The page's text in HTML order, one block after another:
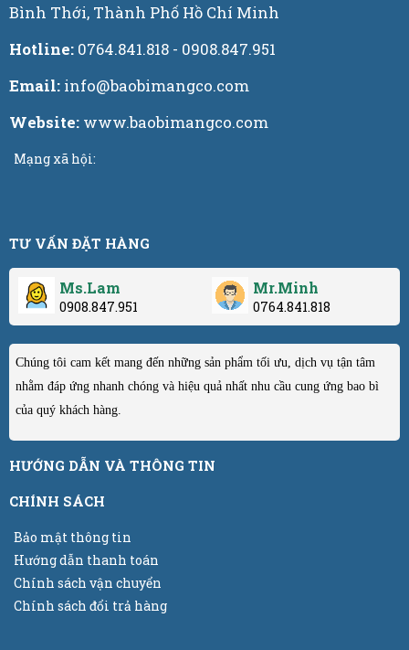
Bình Thới, Thành Phố Hồ Chí Minh
Hotline: 0764.841.818 - 0908.847.951
Email: info@baobimangco.com
Website: www.baobimangco.com
Mạng xã hội:
TƯ VẤN ĐẶT HÀNG
Ms.Lam
0908.847.951
Mr.Minh
0764.841.818
Chúng tôi cam kết mang đến những sản phẩm tối ưu, dịch vụ tận tâm
nhằm đáp ứng nhanh chóng và hiệu quả nhất nhu cầu cung ứng bao bì
của quý khách hàng.
HƯỚNG DẪN VÀ THÔNG TIN
CHÍNH SÁCH
Bảo mật thông tin
Hướng dẫn thanh toán
Chính sách vận chuyển
Chính sách đổi trả hàng